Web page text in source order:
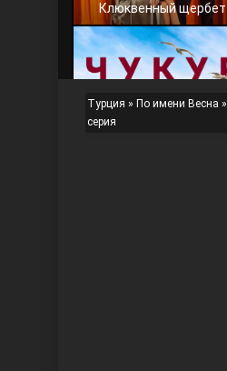
Клюквенный щербет
Турция » По имени Весна »
серия